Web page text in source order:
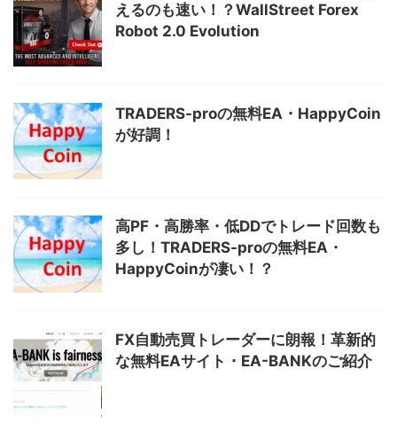
えるのも速い！？WallStreet Forex
Robot 2.0 Evolution
TRADERS-proの無料EA・HappyCoin
が好調！
高PF・高勝率・低DDでトレード回数も
多し！TRADERS-proの無料EA・
HappyCoinが凄い！？
FX自動売買トレーダーに朗報！革新的
な無料EAサイト・EA-BANKのご紹介